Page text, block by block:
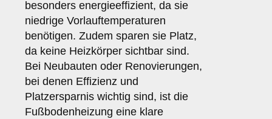
besonders energieeffizient, da sie
niedrige Vorlauftemperaturen
benötigen. Zudem sparen sie Platz,
da keine Heizkörper sichtbar sind.
Bei Neubauten oder Renovierungen,
bei denen Effizienz und
Platzersparnis wichtig sind, ist die
Fußbodenheizung eine klare